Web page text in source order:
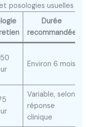
posologies usuelles
Durée
recommandée
Environ 6 mois
Variable, selon
réponse
clinique